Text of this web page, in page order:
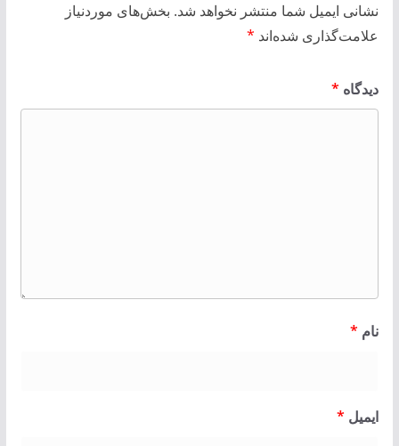
نشانی ایمیل شما منتشر نخواهد شد. بخش‌های موردنیاز
علامت‌گذاری شده‌اند *
دیدگاه *
نام *
ایمیل *